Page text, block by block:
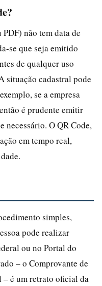
não tem data de
se que seja emitido
de qualquer uso
situação cadastral pode
se a empresa
é prudente emitir
necessário. O QR Code,
em tempo real,
simples,
pode realizar
ou no Portal do
– o Comprovante de
– é um retrato oficial da